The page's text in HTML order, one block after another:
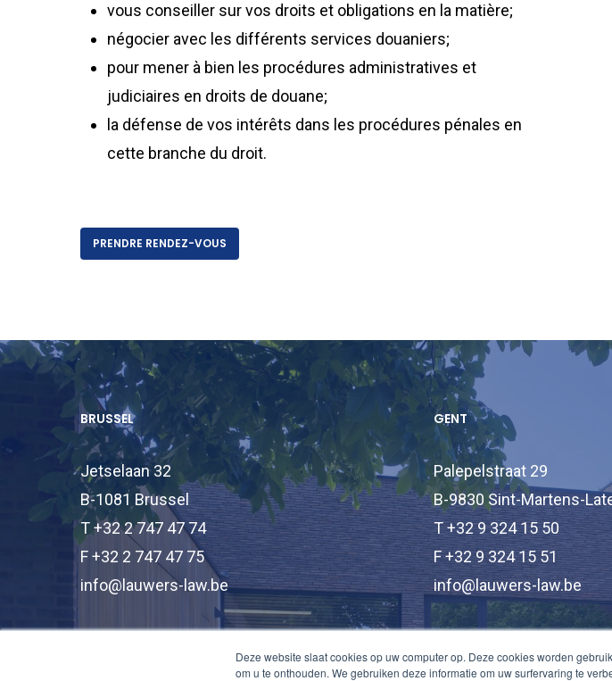
Deze website slaat cookies op uw computer op. Deze cookies worden
om u te onthouden. We gebruiken deze informatie om uw surfervaring te
vous conseiller sur vos droits et obligations en la matière;
négocier avec les différents services douaniers;
pour mener à bien les procédures administratives et
judiciaires en droits de douane;
la défense de vos intérêts dans les procédures pénales en
cette branche du droit.
PRENDRE RENDEZ-VOUS
BRUSSEL
Jetselaan 32
B-1081 Brussel
T +32 2 747 47 74
F +32 2 747 47 75
info@lauwers-law.be
GENT
Palepelstraat 29
B-9830 Sint-Martens-
T +32 9 324 15 50
F +32 9 324 15 51
info@lauwers-law.be